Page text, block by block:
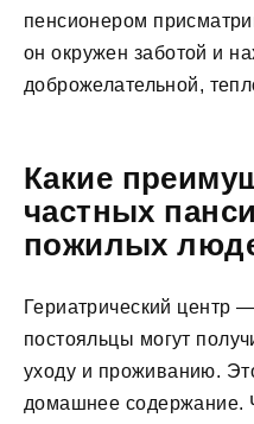
пенсионером
он окружен заботой и
доброжелательной,
Какие
частных
пожилых
Гериатрический центр
постояльцы могут
уходу и проживанию.
домашнее содержание.